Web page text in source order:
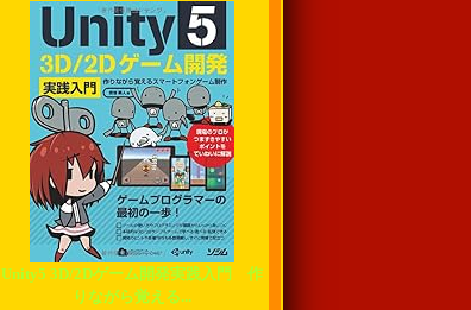
Unity5 3D/2Dゲーム開発実践入門 作
りながら覚える...